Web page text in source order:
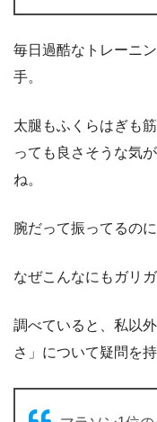
毎日過酷なトレーニ
手。
太腿もふくらはぎも
っても良さそうな気
ね。
腕だって振ってるのに
なぜこんなにもガリ
調べていると、私以
さ」について疑問を